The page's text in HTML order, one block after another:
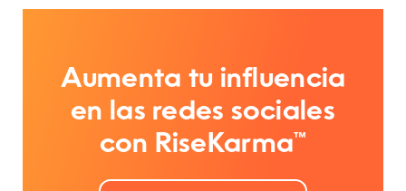
Aumenta tu influencia
en las redes sociales
con RiseKarma™